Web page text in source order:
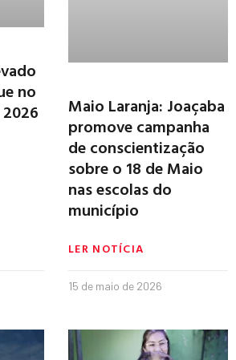
no
Maio Laranja: Joaçaba
promove campanha
de conscientização
sobre o 18 de Maio
nas escolas do
município
LER NOTÍCIA
15 de maio de 2026